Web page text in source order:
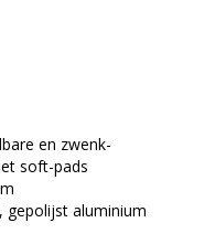
en zwenk-
soft-pads
gepolijst aluminium